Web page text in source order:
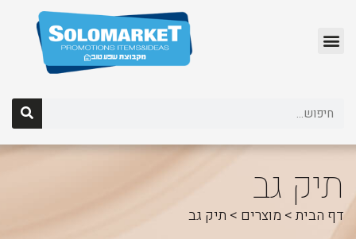
תיק גב
דף הבית> מוצרים > תיק גב